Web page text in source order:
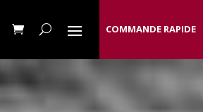
COMMANDE RAPIDE